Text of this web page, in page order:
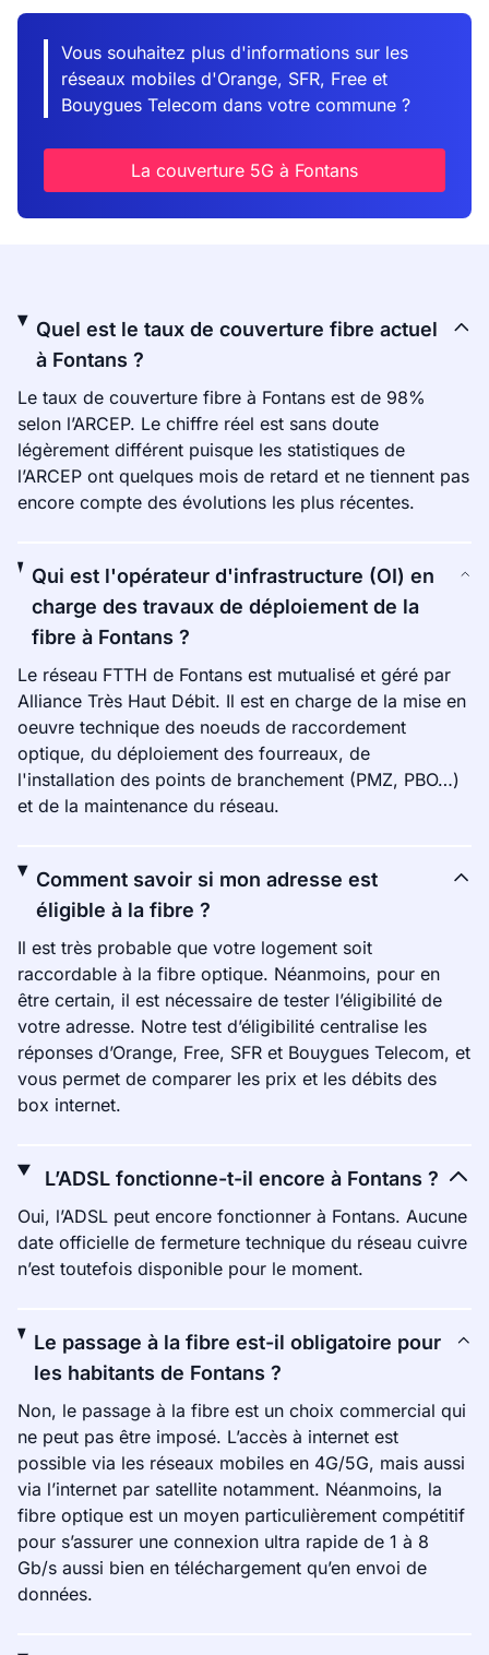
Vous souhaitez plus d'informations sur les
réseaux mobiles d'Orange, SFR, Free et
Bouygues Telecom dans votre commune ?
La couverture 5G à Fontans
Quel est le taux de couverture fibre actuel
à Fontans ?
Le taux de couverture fibre à Fontans est de 98%
selon l’ARCEP. Le chiffre réel est sans doute
légèrement différent puisque les statistiques de
l’ARCEP ont quelques mois de retard et ne tiennent pas
encore compte des évolutions les plus récentes.
Qui est l'opérateur d'infrastructure (OI) en
charge des travaux de déploiement de la
fibre à Fontans ?
Le réseau FTTH de Fontans est mutualisé et géré par
Alliance Très Haut Débit. Il est en charge de la mise en
oeuvre technique des noeuds de raccordement
optique, du déploiement des fourreaux, de
l'installation des points de branchement (PMZ, PBO…)
et de la maintenance du réseau.
Comment savoir si mon adresse est
éligible à la fibre ?
Il est très probable que votre logement soit
raccordable à la fibre optique. Néanmoins, pour en
être certain, il est nécessaire de tester l’éligibilité de
votre adresse. Notre test d’éligibilité centralise les
réponses d’Orange, Free, SFR et Bouygues Telecom, et
vous permet de comparer les prix et les débits des
box internet.
L’ADSL fonctionne-t-il encore à Fontans ?
Oui, l’ADSL peut encore fonctionner à Fontans. Aucune
date officielle de fermeture technique du réseau cuivre
n’est toutefois disponible pour le moment.
Le passage à la fibre est-il obligatoire pour
les habitants de Fontans ?
Non, le passage à la fibre est un choix commercial qui
ne peut pas être imposé. L’accès à internet est
possible via les réseaux mobiles en 4G/5G, mais aussi
via l’internet par satellite notamment. Néanmoins, la
fibre optique est un moyen particulièrement compétitif
pour s’assurer une connexion ultra rapide de 1 à 8
Gb/s aussi bien en téléchargement qu’en envoi de
données.